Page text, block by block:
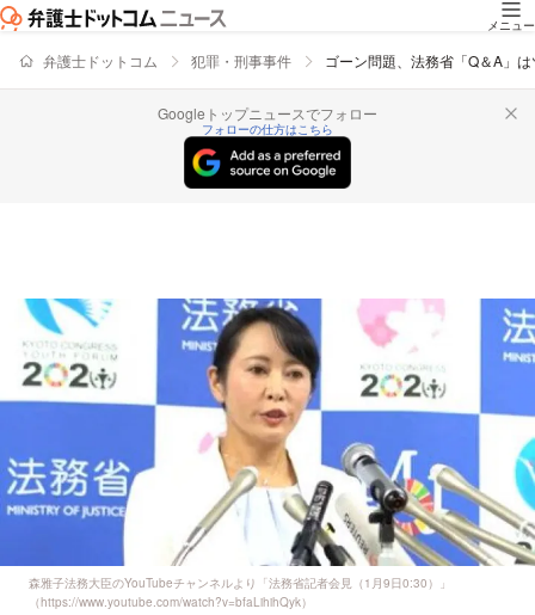
メニュー
弁護士ドットコム 犯罪・刑事事件 ゴーン問題、法務省「Q＆A」
Googleトップニュースでフォロー
フォローの仕方はこちら
森雅子法務大臣のYouTubeチャンネルより「法務省記者会見（1月9日0:30）」
（https://www.youtube.com/watch?v=bfaLihihQyk）